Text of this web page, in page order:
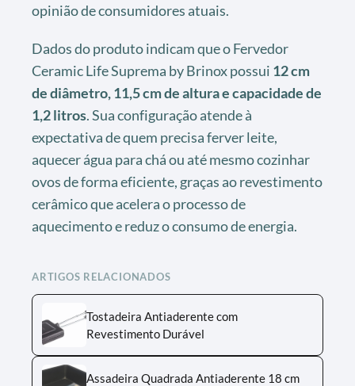
opinião de consumidores atuais.
Dados do produto indicam que o Fervedor
Ceramic Life Suprema by Brinox possui 12 cm
de diâmetro, 11,5 cm de altura e capacidade de
1,2 litros. Sua configuração atende à
expectativa de quem precisa ferver leite,
aquecer água para chá ou até mesmo cozinhar
ovos de forma eficiente, graças ao revestimento
cerâmico que acelera o processo de
aquecimento e reduz o consumo de energia.
ARTIGOS RELACIONADOS
Tostadeira Antiaderente com
Revestimento Durável
Assadeira Quadrada Antiaderente 18 cm